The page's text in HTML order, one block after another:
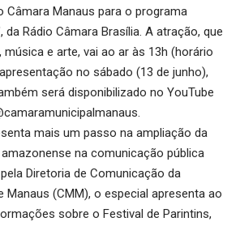
Câmara Manaus para o programa
da Rádio Câmara Brasília. A atração, que
e arte, vai ao ar às 13h (horário
no sábado (13 de junho),
será disponibilizado no YouTube
mais um passo na ampliação da
na comunicação pública
Diretoria de Comunicação da
Manaus (CMM), o especial apresenta ao
sobre o Festival de Parintins,